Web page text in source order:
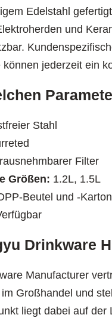
Edelstahl
und
jederzeit ein
Stahl
Filter
Größen: 1.2L, 1.5L
Beutel und -Karton
Drinkware
Manufacturer
Großhandel und
liegt dabei auf der